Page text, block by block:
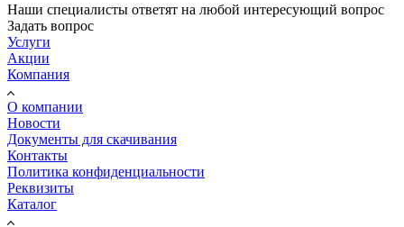
Наши специалисты ответят на любой интересующий вопрос
Задать вопрос
Услуги
Акции
Компания
О компании
Новости
Документы для скачивания
Контакты
Политика конфиденциальности
Реквизиты
Каталог